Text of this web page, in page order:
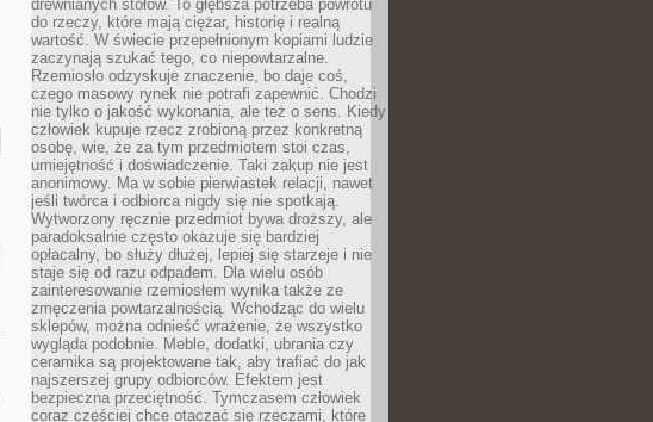
drewnianych stołów. To głębsza potrzeba powrotu
do rzeczy, które mają ciężar, historię i realną
wartość. W świecie przepełnionym kopiami ludzie
zaczynają szukać tego, co niepowtarzalne.
Rzemiosło odzyskuje znaczenie, bo daje coś,
czego masowy rynek nie potrafi zapewnić. Chodzi
nie tylko o jakość wykonania, ale też o sens. Kiedy
człowiek kupuje rzecz zrobioną przez konkretną
osobę, wie, że za tym przedmiotem stoi czas,
umiejętność i doświadczenie. Taki zakup nie jest
anonimowy. Ma w sobie pierwiastek relacji, nawet
jeśli twórca i odbiorca nigdy się nie spotkają.
Wytworzony ręcznie przedmiot bywa droższy, ale
paradoksalnie często okazuje się bardziej
opłacalny, bo służy dłużej, lepiej się starzeje i nie
staje się od razu odpadem. Dla wielu osób
zainteresowanie rzemiosłem wynika także ze
zmęczenia powtarzalnością. Wchodząc do wielu
sklepów, można odnieść wrażenie, że wszystko
wygląda podobnie. Meble, dodatki, ubrania czy
ceramika są projektowane tak, aby trafiać do jak
najszerszej grupy odbiorców. Efektem jest
bezpieczna przeciętność. Tymczasem człowiek
coraz częściej chce otaczać się rzeczami, które